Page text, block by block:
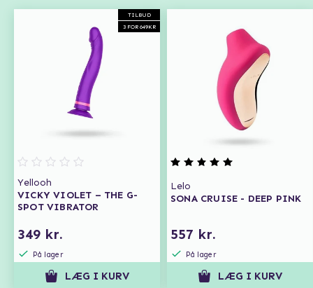
TILBUD
3 FOR 649KR
Yellooh
VICKY VIOLET – THE G-
SPOT VIBRATOR
349 kr.
På lager
LÆG I KURV
Lelo
SONA CRUISE - DEEP PINK
557 kr.
På lager
LÆG I KURV